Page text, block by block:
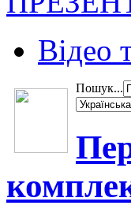
Відео
Пошук...